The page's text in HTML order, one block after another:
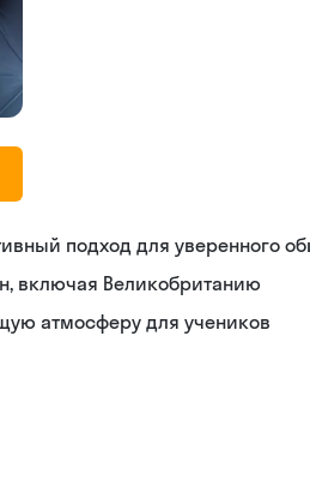
подход для уверенного
включая Великобританию
атмосферу для учеников